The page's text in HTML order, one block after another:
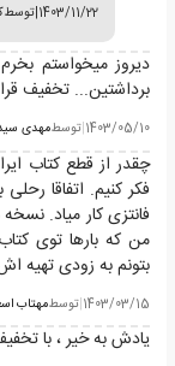
1403/11/22
|توسط
دیروز میخواستم
برداشتین... تخفیف
1403/05/10
|توسطمهدی
چقدر از قطع کتاب
فکر کنیم. اتفاقا
فانتزی کار میاد.
من که بارها توی
بتونم به زودی تهیه
1403/03/15
|توسطمهتاب
یادش به خیر ، با تخفیف 60 هزار تومن